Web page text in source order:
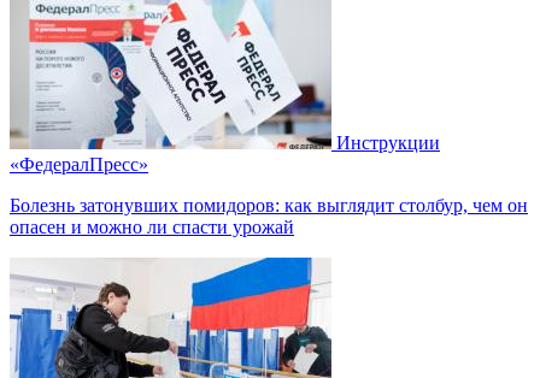
Инструкции
«ФедералПресс»
Болезнь затонувших помидоров: как выглядит столбур, чем он
опасен и можно ли спасти урожай